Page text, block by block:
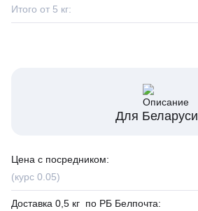
Итого от 5 кг:
Для Беларуси
Цена с посредником:
(курс 0.05)
Доставка 0,5 кг по РБ Белпочта: